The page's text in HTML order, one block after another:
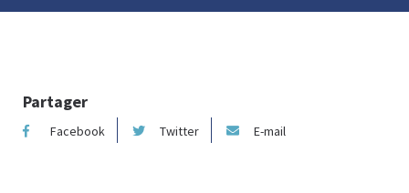
Partager
Facebook Twitter E-mail